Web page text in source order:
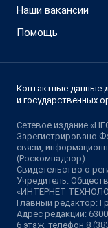
Наши вакансии
Помощь
Контактные данные
и государственных
Сетевое издание
Зарегистрировано
связи,
(Роскомнадзор)
Свидетельство о
Учредитель:
«ИНТЕРНЕТ
Главный редактор:
Адрес редакции:
6 этаж, телефон 8